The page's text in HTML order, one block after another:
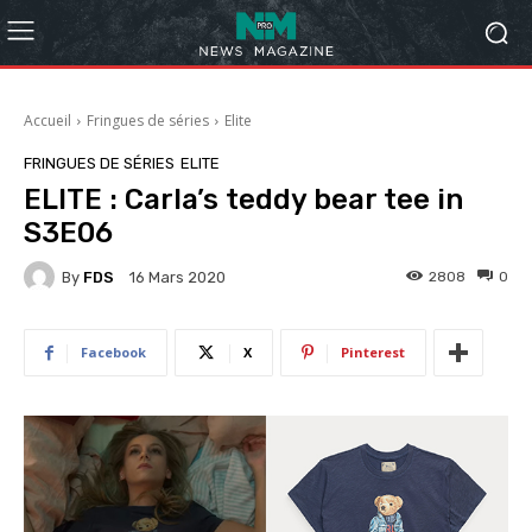
Accueil Fringues de séries Elite
FRINGUES DE SÉRIES ELITE
ELITE : Carla’s teddy bear tee in
S3E06
By FDS 16 Mars 2020 0
2808
Facebook X Pinterest